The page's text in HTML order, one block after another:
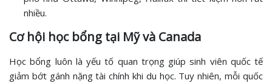
nhiều.
Cơ hội học bổng tại Mỹ và Canada
Học bổng luôn là yếu tố quan trọng giúp sinh viên quốc tế
giảm bớt gánh nặng tài chính khi du học. Tuy nhiên, mỗi quốc